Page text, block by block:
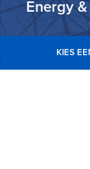
Energy
KIES